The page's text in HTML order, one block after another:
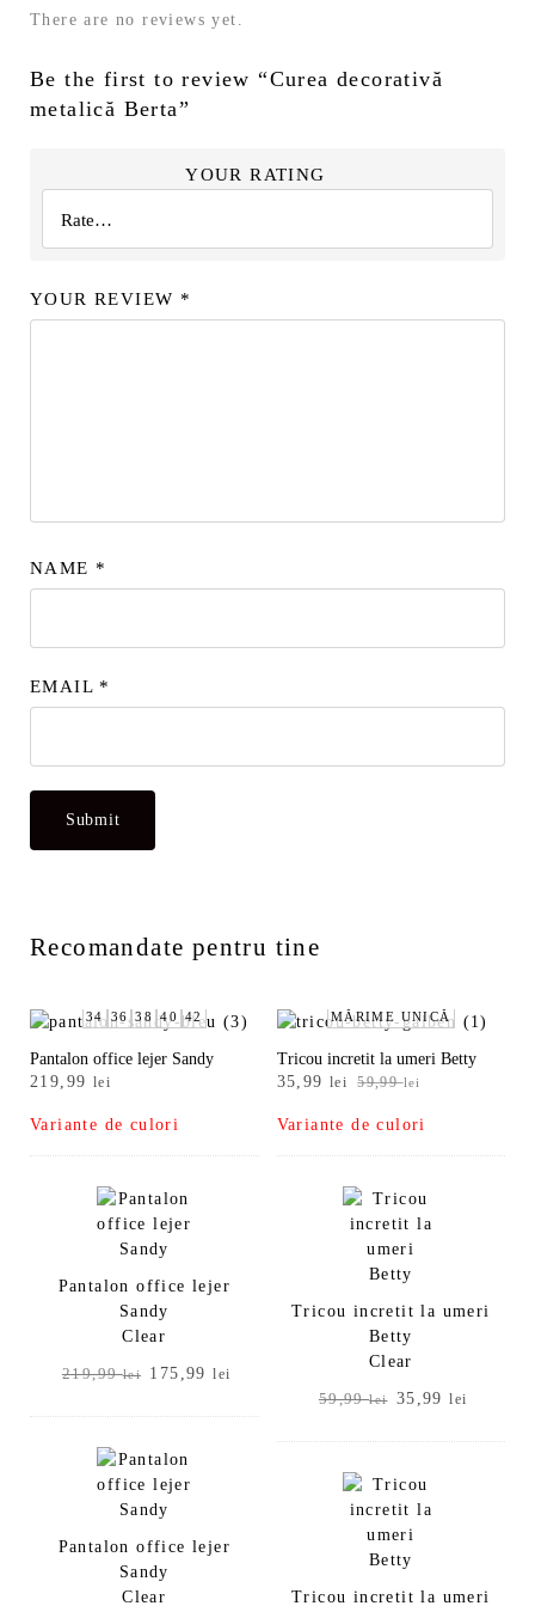
There are no reviews yet.
Be the first to review “Curea decorativă
metalică Berta”
YOUR RATING
YOUR REVIEW *
NAME *
EMAIL *
Recomandate pentru tine
34 36 38 40 42
Pantalon office lejer Sandy
219,99 lei
Variante de culori
Pantalon office lejer
Sandy
Clear
219,99lei
Prețul
a
175,99lei
este:
175,99 lei.
Pantalon office lejer
Sandy
Clear
MĂRIME UNICĂ
Tricou incretit la umeri Betty
59,99lei
Prețul
a
fost:
35,99 lei
Prețul
este:
35,99 lei.
Variante de culori
Tricou incretit la umeri
Betty
Clear
59,99lei
Prețul
a
35,99lei
este:
Tricou incretit la umeri